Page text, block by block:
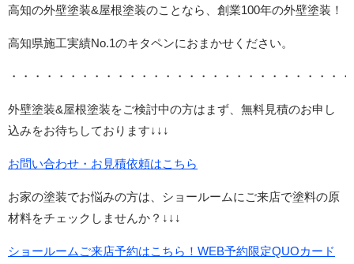
高知の外壁塗装&屋根塗装のことなら、創業100年の外壁塗装！
高知県施工実績No.1のキタペンにおまかせください。
・・・・・・・・・・・・・・・・・・・・・・・・・・・・
外壁塗装&屋根塗装をご検討中の方はまず、無料見積のお申し
込みをお待ちしております↓↓↓
お問い合わせ・お見積依頼はこちら
お家の塗装でお悩みの方は、ショールームにご来店で塗料の原
材料をチェックしませんか？↓↓↓
ショールームご来店予約はこちら！WEB予約限定QUOカード